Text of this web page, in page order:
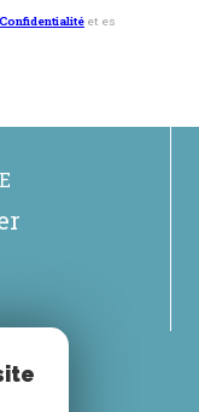
et es